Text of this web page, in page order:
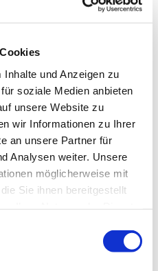
und Anzeigen zu
soziale Medien anbieten
unsere Website zu
wir Informationen zu Ihrer
an unsere Partner für
Analysen weiter. Unsere
möglicherweise mit
Sie ihnen bereitgestellt